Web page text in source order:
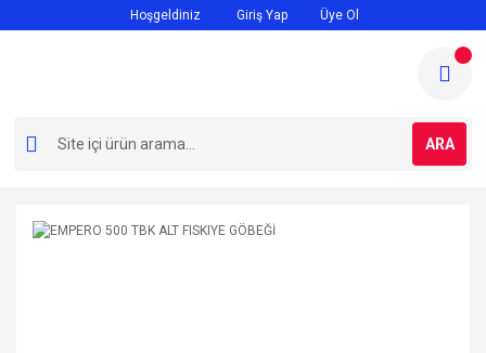
Hoşgeldiniz Giriş Yap Üye Ol
ARA